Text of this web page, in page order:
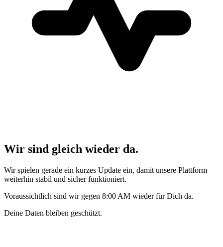
Wir sind gleich wieder da.
Wir spielen gerade ein kurzes Update ein, damit unsere Plattform
weiterhin stabil und sicher funktioniert.
Voraussichtlich sind wir gegen 8:00 AM wieder für Dich da.
Deine Daten bleiben geschützt.